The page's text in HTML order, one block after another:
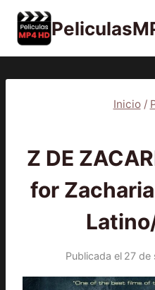
Saltar
contenido
Inicio /
Z DE
for
Publicada el 27 de